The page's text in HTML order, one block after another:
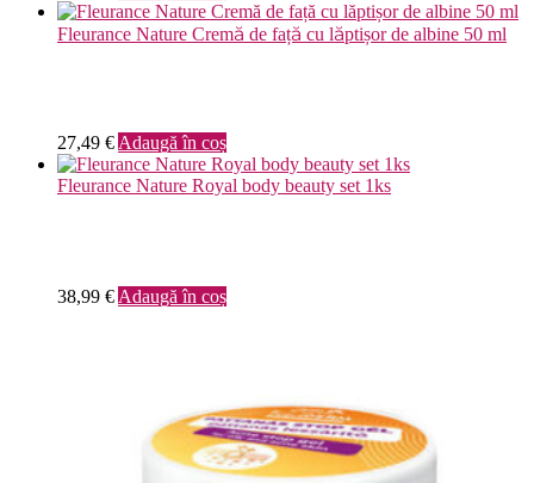
Fleurance Nature Cremă de față cu lăptișor de albine 50 ml
27,49 €Adaugă în coș
Fleurance Nature Royal body beauty set 1ks
38,99 € Adaugă în coș